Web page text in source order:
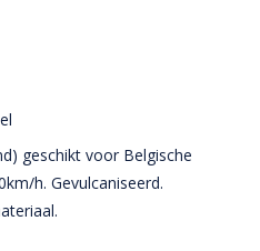
geschikt voor Belgische
h. Gevulcaniseerd.